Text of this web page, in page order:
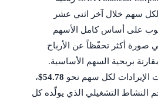
سهم خلال آخر اثني عشر
على أساس كامل الأسهم
صورة أكثر تحفّظاً عن الأرباح
بربحية السهم الأساسية.
الإيرادات لكل سهم نحو $54.78،
التشغيلي الذي يولّده كل